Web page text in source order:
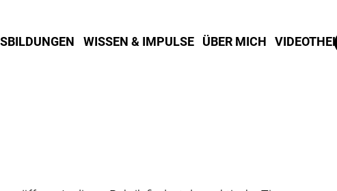
WISSEN & IMPULSE ÜBER MICH VIDEOTHEK